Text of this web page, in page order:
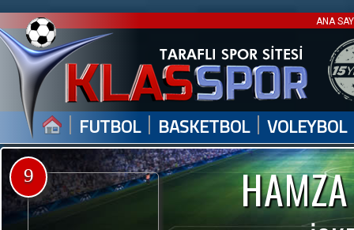
ANA
| FUTBOL | BASKETBOL | VOLEYBOL
9